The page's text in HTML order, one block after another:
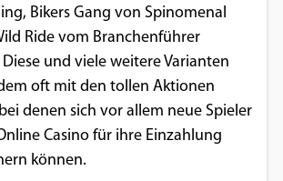
Bikers Gang von Spinomenal
Ride vom Branchenführer
und viele weitere Varianten
oft mit den tollen Aktionen
denen sich vor allem neue Spieler
Casino für ihre Einzahlung
können.